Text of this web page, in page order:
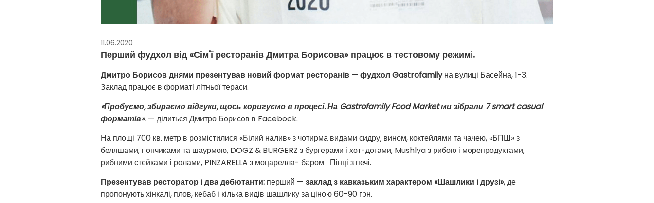
11.06.2020
Перший фудхол від «Сім'ї ресторанів Дмитра Борисова» працює в тестовому режимі.
Дмитро Борисов днями презентував новий формат ресторанів — фудхол Gastrofamilyна вулиці Басейна, 1-3.
Заклад працює в форматі літньої тераси.
«Пробуємо, збираємо відгуки, щось коригуємо в процесі. На Gastrofamily Food Market ми зібрали 7 smart casual
форматів», — ділиться Дмитро Борисов в Facebook.
На площі 700 кв. метрів розмістилися «Білий налив» з чотирма видами сидру, вином, коктейлями та чачею, «БПШ» з
беляшами, пончиками та шаурмою, DOGZ & BURGERZ з бургерами і хот-догами, Mushlya з рибою і морепродуктами,
рибними стейками і ролами, PINZARELLA з моцарелла- баром і Пінці з печі.
Презентував ресторатор і два дебютанти: перший — заклад з кавказьким характером «Шашлики і друзі», де
пропонують хінкалі, плов, кебаб і кілька видів шашлику за ціною 60-90 грн.